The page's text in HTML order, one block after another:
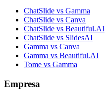
ChatSlide vs Gamma
ChatSlide vs Canva
ChatSlide vs Beautiful.AI
ChatSlide vs SlidesAI
Gamma vs Canva
Gamma vs Beautiful.AI
Tome vs Gamma
Empresa